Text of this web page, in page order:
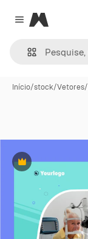
Close menu
Magnific
Início/stock/Vetores/
Premium